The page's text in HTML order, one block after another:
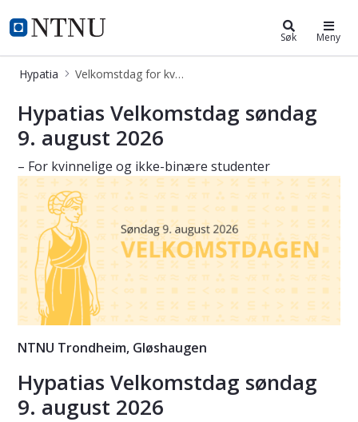
NTNU Hjemmeside
Hypatia Søk Meny
Hypatia Velkomstdag for kvinnelige studenter i Trondheim
Velkomstdag for jenter i Trondheim
Hypatias Velkomstdag søndag
9. august 2026
– For kvinnelige og ikke-binære studenter
NTNU Trondheim, Gløshaugen
Hypatias Velkomstdag søndag
9. august 2026